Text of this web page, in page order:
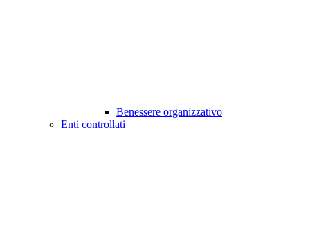
Benessere organizzativo
Enti controllati